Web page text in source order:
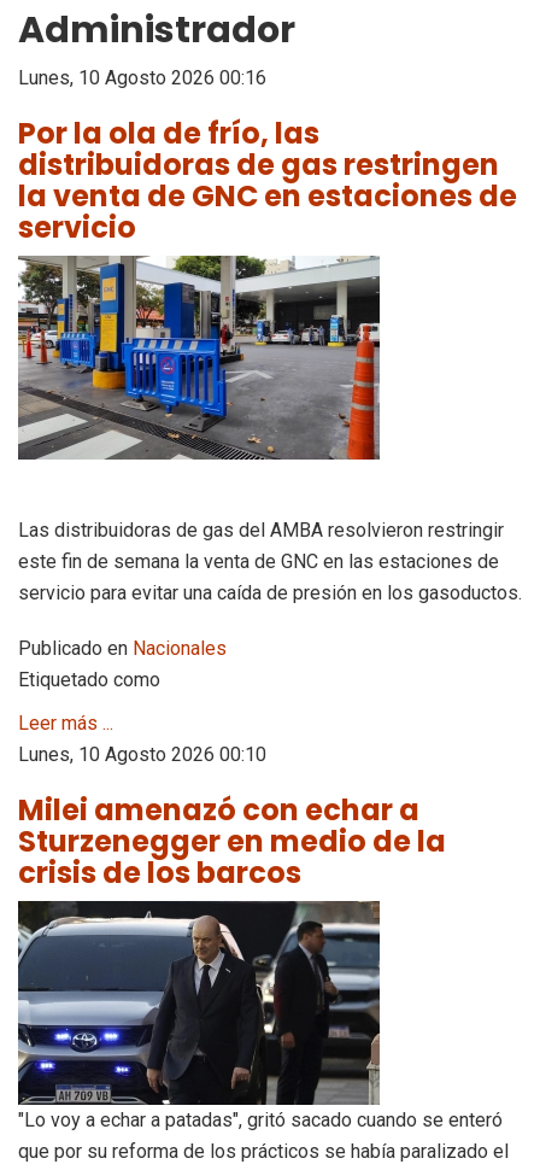
Administrador
Lunes, 10 Agosto 2026 00:16
Por la ola de frío, las
distribuidoras de gas restringen
la venta de GNC en estaciones de
servicio
Las distribuidoras de gas del AMBA resolvieron restringir
este fin de semana la venta de GNC en las estaciones de
servicio para evitar una caída de presión en los gasoductos.
Publicado en Nacionales
Etiquetado como
Leer más ...
Lunes, 10 Agosto 2026 00:10
Milei amenazó con echar a
Sturzenegger en medio de la
crisis de los barcos
"Lo voy a echar a patadas", gritó sacado cuando se enteró
que por su reforma de los prácticos se había paralizado el